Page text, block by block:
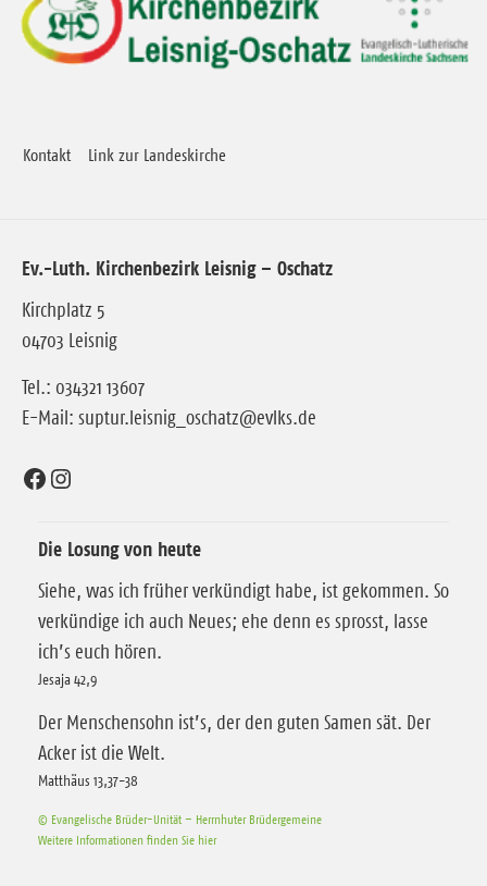
Kontakt Link zur Landeskirche
Ev.-Luth. Kirchenbezirk Leisnig – Oschatz
Kirchplatz 5
04703 Leisnig
Tel.: 034321 13607
E-Mail: suptur.leisnig_oschatz@evlks.de
Facebook
Instagram
Die Losung von heute
Siehe, was ich früher verkündigt habe, ist gekommen. So
verkündige ich auch Neues; ehe denn es sprosst, lasse
ich’s euch hören.
Jesaja 42,9
Der Menschensohn ist’s, der den guten Samen sät. Der
Acker ist die Welt.
Matthäus 13,37-38
© Evangelische Brüder-Unität – Herrnhuter Brüdergemeine
Weitere Informationen finden Sie hier